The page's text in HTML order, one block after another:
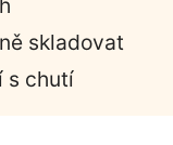
skladovat
s chutí